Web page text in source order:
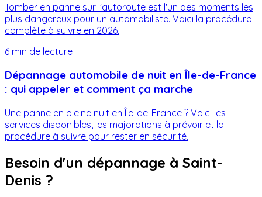
Tomber en panne sur l'autoroute est l'un des moments les
plus dangereux pour un automobiliste. Voici la procédure
complète à suivre en 2026.
6 min de lecture
Dépannage automobile de nuit en Île-de-France
: qui appeler et comment ça marche
Une panne en pleine nuit en Île-de-France ? Voici les
services disponibles, les majorations à prévoir et la
procédure à suivre pour rester en sécurité.
Besoin d'un dépannage à Saint-
Denis ?